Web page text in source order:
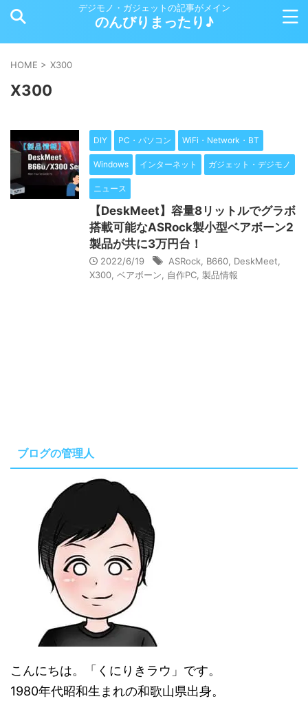
デジモノ・ガジェットの記事がメイン
のんびりまったり♪
HOME > X300
X300
DIY PC・パソコン WiFi・Network・BT
Windows インターネット ガジェット・デジモノ
ニュース
【DeskMeet】容量8リットルでグラボ
搭載可能なASRock製小型ベアボーン2
製品が共に3万円台！
2022/6/19 ASRock B660 DeskMeet
X300 ベアボーン 自作PC 製品情報
ブログの管理人
こんにちは。「くにりきラウ」です。
1980年代昭和生まれの和歌山県出身。